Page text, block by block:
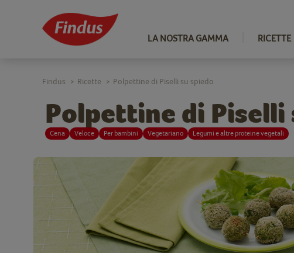
LA NOSTRA GAMMA RICETTE
Polpettine di Piselli
Cena Veloce Per bambini Vegetariano Legumi e altre proteine vegetali
Findus > Ricette > Polpettine di Piselli su spiedo